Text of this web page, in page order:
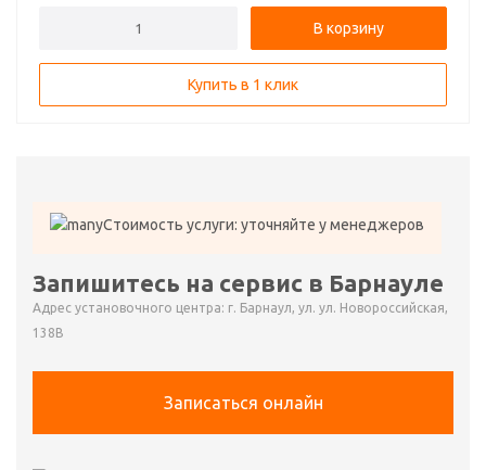
В корзину
Купить в 1 клик
Стоимость услуги: уточняйте у менеджеров
Запишитесь на сервис в Барнауле
Адрес установочного центра: г. Барнаул, ул. ул. Новороссийская,
138В
Записаться онлайн